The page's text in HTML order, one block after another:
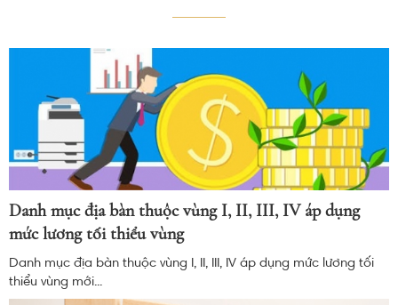
Danh mục địa bàn thuộc vùng I, II, III, IV áp dụng
mức lương tối thiểu vùng
Danh mục địa bàn thuộc vùng I, II, III, IV áp dụng mức lương tối
thiểu vùng mới...